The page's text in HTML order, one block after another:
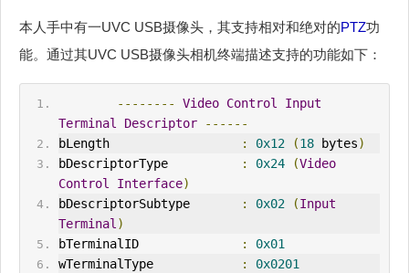
本人手中有一UVC USB摄像头，其支持相对和绝对的PTZ功
能。通过其UVC USB摄像头相机终端描述支持的功能如下：
-------- Video Control
Input
Terminal
Descriptor
------
bLength
: 0x12 (18 bytes)
bDescriptorType
: 0x24 (Video
Control
Interface)
bDescriptorSubtype
: 0x02 (Input
Terminal )
bTerminalID
:
0x01
wTerminalType
:
0x0201